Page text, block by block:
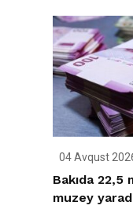
04 Avqust
Bakıda 22,5
muzey